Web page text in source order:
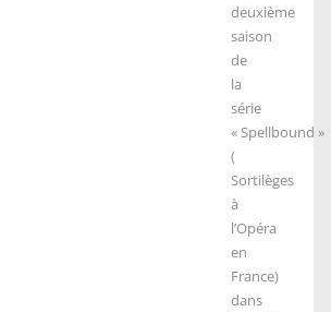
deuxième
saison
de
la
série
« Spellbound »
(
Sortilèges
à
l’Opéra
en
France)
dans